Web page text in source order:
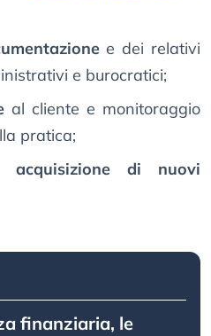
e dei relativi
e burocratici;
al cliente e monitoraggio
pratica;
acquisizione di nuovi
finanziaria, le